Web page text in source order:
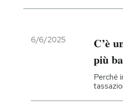
Italia
Politica
6/6/2025
C’è
più
Perché